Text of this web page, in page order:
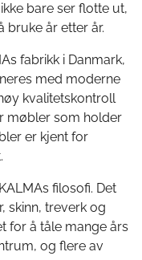
bare ser flotte ut,
bruke år etter år.
fabrikk i Danmark,
med moderne
kvalitetskontroll
møbler som holder
er kjent for
filosofi. Det
skinn, treverk og
for å tåle mange års
og flere av